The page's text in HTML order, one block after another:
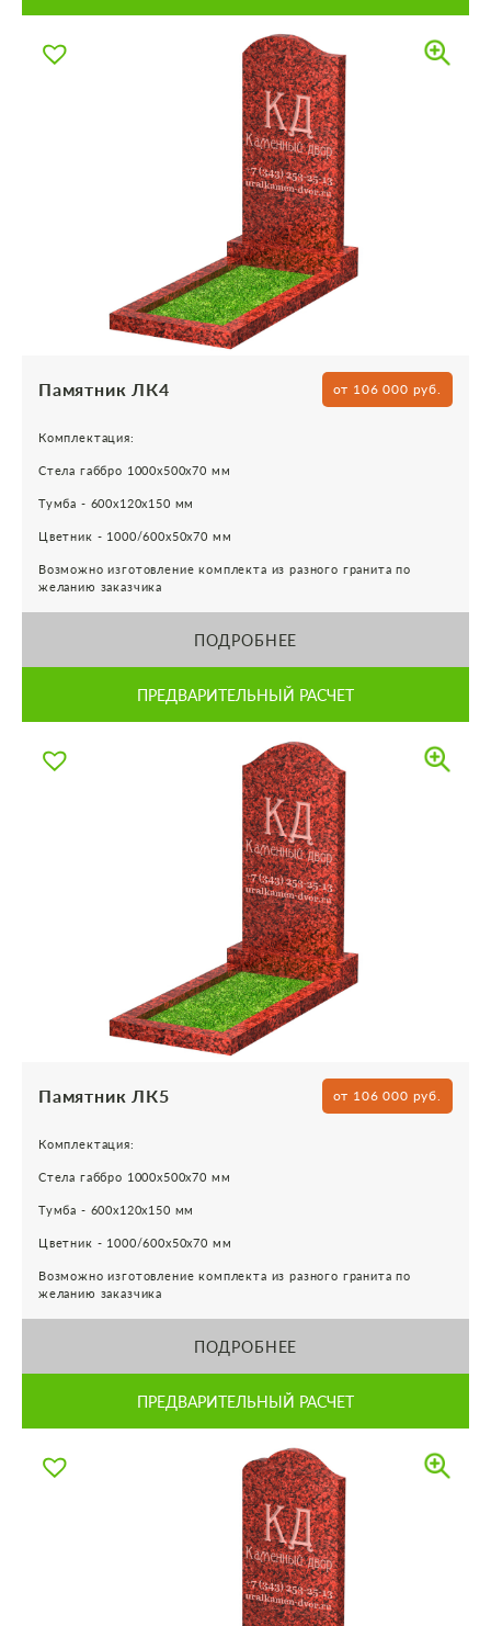
Памятник ЛК4 от 106 000 руб.
Комплектация:
Стела габбро 1000х500х70 мм
Тумба - 600х120х150 мм
Цветник - 1000/600х50х70 мм
Возможно изготовление комплекта из разного гранита по
желанию заказчика
ПОДРОБНЕЕ
ПРЕДВАРИТЕЛЬНЫЙ РАСЧЕТ
Памятник ЛК5 от 106 000 руб.
Комплектация:
Стела габбро 1000х500х70 мм
Тумба - 600х120х150 мм
Цветник - 1000/600х50х70 мм
Возможно изготовление комплекта из разного гранита по
желанию заказчика
ПОДРОБНЕЕ
ПРЕДВАРИТЕЛЬНЫЙ РАСЧЕТ